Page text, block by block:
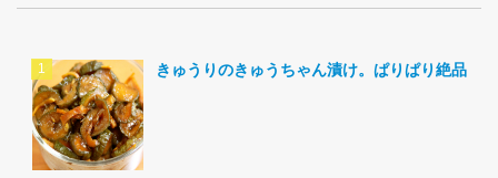
きゅうりのきゅうちゃん漬け。ぱりぱり絶品。